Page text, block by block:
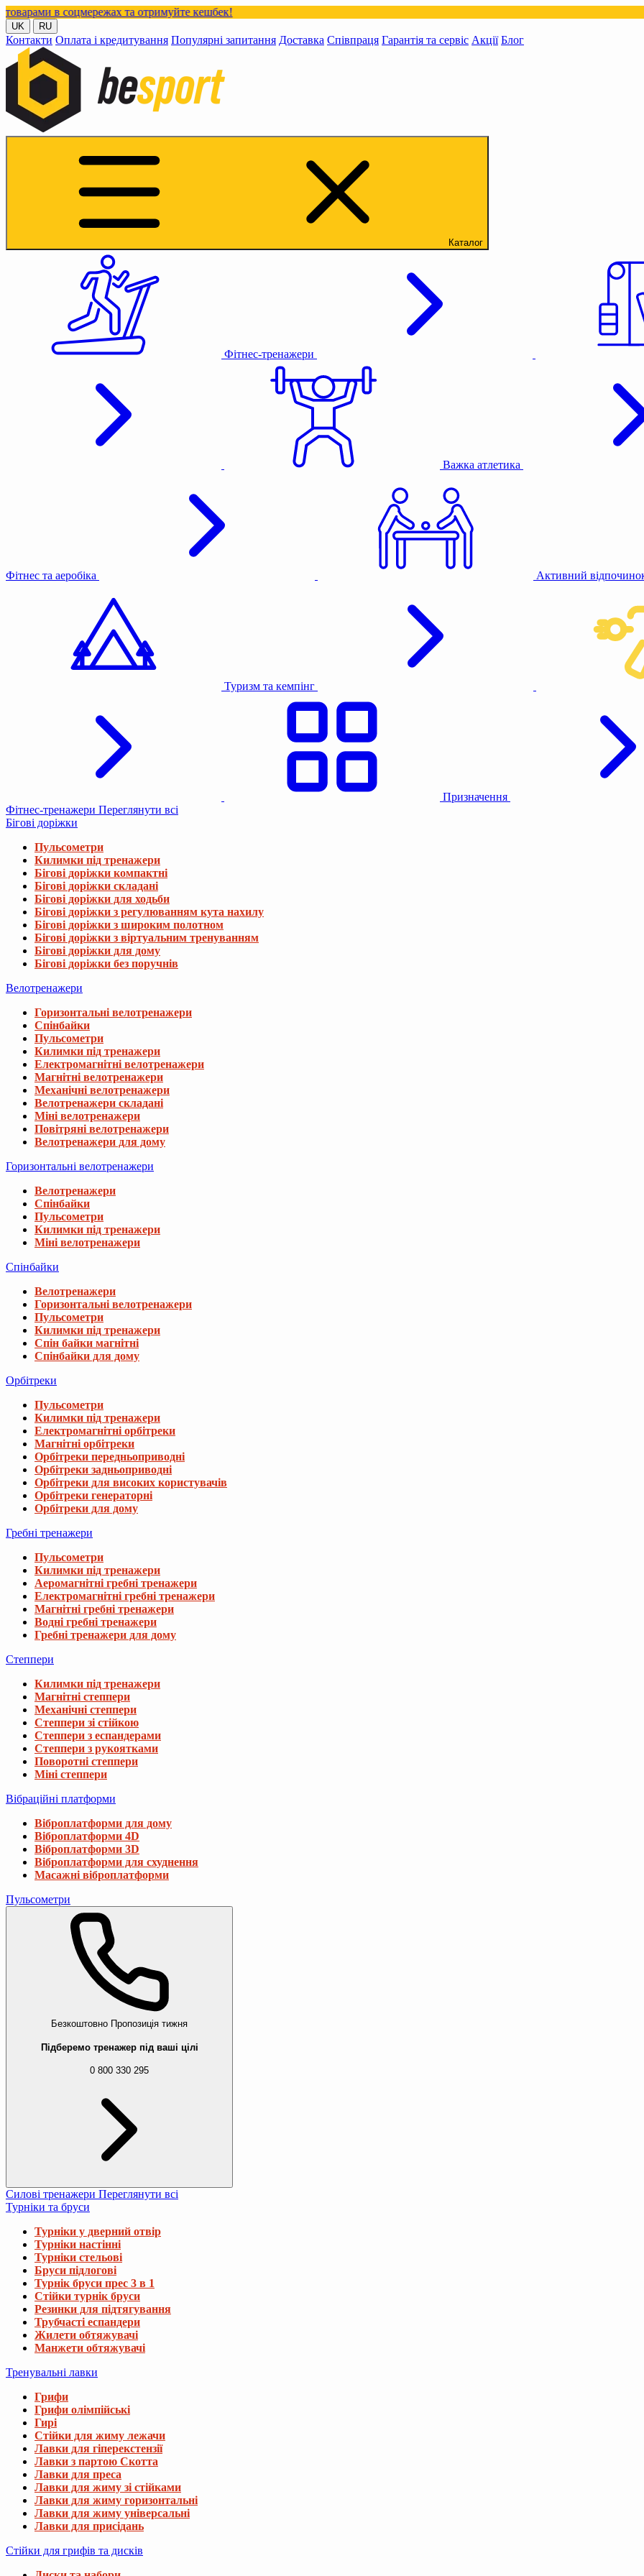
та отримуйте кешбек!
UK RU
Контакти Оплата і кредитування Популярні запитання Доставка Співпраця Гарантія та сервіс Акції Блог
Каталог
Фітнес-тренажери
Важка атлетика
Фітнес та аеробіка Активний
Туризм та кемпінг
Призначення
Фітнес-тренажери Переглянути всі
Бігові доріжки
Пульсометри
Килимки під тренажери
Бігові доріжки компактні
Бігові доріжки складані
Бігові доріжки для ходьби
Бігові доріжки з регулюванням кута нахилу
Бігові доріжки з широким полотном
Бігові доріжки з віртуальним тренуванням
Бігові доріжки для дому
Бігові доріжки без поручнів
Велотренажери
Горизонтальні велотренажери
Спінбайки
Пульсометри
Килимки під тренажери
Електромагнітні велотренажери
Магнітні велотренажери
Механічні велотренажери
Велотренажери складані
Міні велотренажери
Повітряні велотренажери
Велотренажери для дому
Горизонтальні велотренажери
Велотренажери
Спінбайки
Пульсометри
Килимки під тренажери
Міні велотренажери
Спінбайки
Велотренажери
Горизонтальні велотренажери
Пульсометри
Килимки під тренажери
Спін байки магнітні
Спінбайки для дому
Орбітреки
Пульсометри
Килимки під тренажери
Електромагнітні орбітреки
Магнітні орбітреки
Орбітреки передньоприводні
Орбітреки задньоприводні
Орбітреки для високих користувачів
Орбітреки генераторні
Орбітреки для дому
Гребні тренажери
Пульсометри
Килимки під тренажери
Аеромагнітні гребні тренажери
Електромагнітні гребні тренажери
Магнітні гребні тренажери
Водні гребні тренажери
Гребні тренажери для дому
Степпери
Килимки під тренажери
Магнітні степпери
Механічні степпери
Степпери зі стійкою
Степпери з еспандерами
Степпери з рукоятками
Поворотні степпери
Міні степпери
Вібраційні платформи
Віброплатформи для дому
Віброплатформи 4D
Віброплатформи 3D
Віброплатформи для схуднення
Масажні віброплатформи
Пульсометри
Безкоштовно Пропозиція тижня
Підберемо тренажер під ваші цілі
0 800 330 295
Силові тренажери Переглянути всі
Турніки та бруси
Турніки у дверний отвір
Турніки настінні
Турніки стельові
Бруси підлогові
Турнік бруси прес 3 в 1
Стійки турнік бруси
Резинки для підтягування
Трубчасті еспандери
Жилети обтяжувачі
Манжети обтяжувачі
Тренувальні лавки
Грифи
Грифи олімпійські
Гирі
Стійки для жиму лежачи
Лавки для гіперекстензії
Лавки з партою Скотта
Лавки для преса
Лавки для жиму зі стійками
Лавки для жиму горизонтальні
Лавки для жиму універсальні
Лавки для присідань
Стійки для грифів та дисків